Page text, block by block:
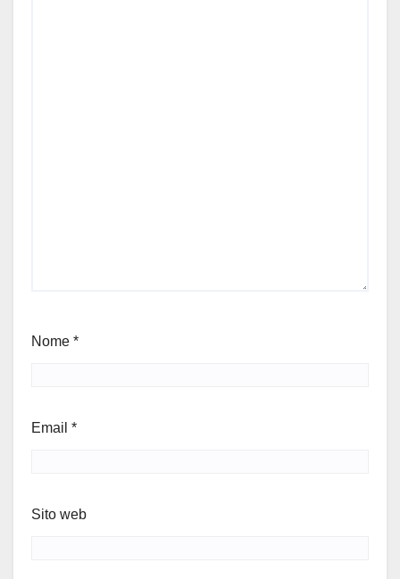
Nome *
Email *
Sito web